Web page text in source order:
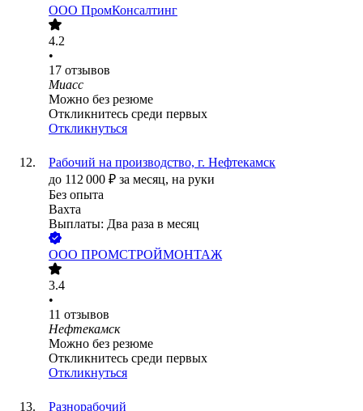
ООО ПромКонсалтинг
4.2
•
17 отзывов
Миасс
Можно без резюме
Откликнитесь среди первых
Откликнуться
Рабочий на производство, г. Нефтекамск
до 112 000 ₽ за месяц, на руки
Без опыта
Вахта
Выплаты: Два раза в месяц
ООО ПРОМСТРОЙМОНТАЖ
3.4
•
11 отзывов
Нефтекамск
Можно без резюме
Откликнитесь среди первых
Откликнуться
Разнорабочий